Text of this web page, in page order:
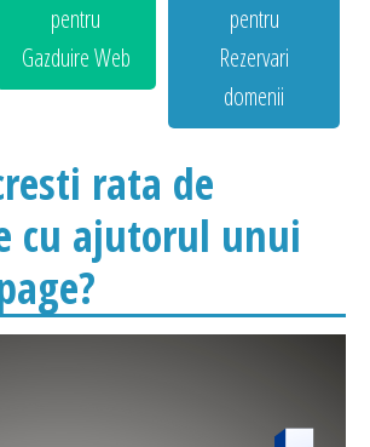
pentru
Gazduire Web
pentru
Rezervari
domenii
rata de
cu ajutorul unui